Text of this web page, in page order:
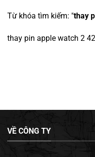
Từ khóa tìm kiếm: "thay
thay pin apple watch 2
VỀ CÔNG TY